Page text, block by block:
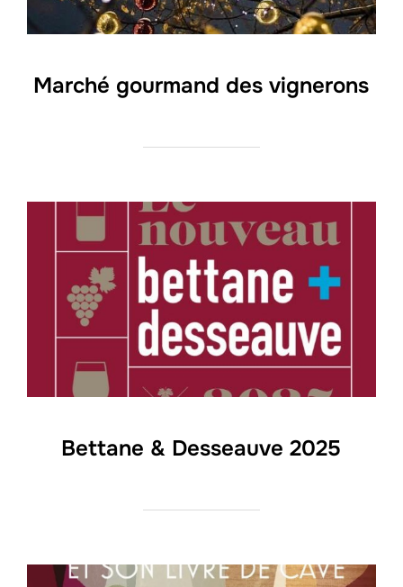
Marché gourmand des vignerons
Bettane & Desseauve 2025